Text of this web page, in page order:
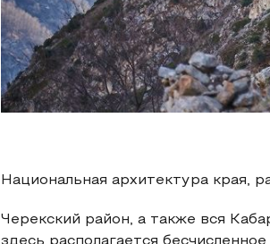
Национальная архитектура края,
Черекский район, а также вся
здесь располагается